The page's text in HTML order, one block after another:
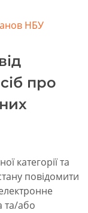
НБУ
про
категорії та
повідомити
та/або